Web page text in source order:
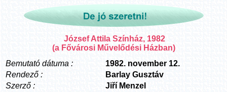
József Attila Színház, 1982
(a Fővárosi Művelődési Házban)
Bemutató dátuma :
1982. november 12.
Rendező :
Barlay Gusztáv
Szerző :
Jiří Menzel